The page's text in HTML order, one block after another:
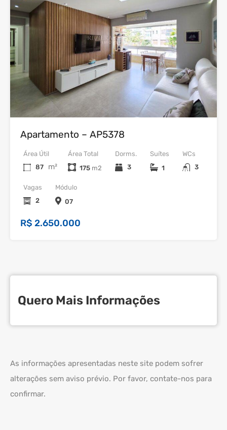
Venda
Apartamento – AP5378
Dorms.
3
WCs
3
Área Útil
87
m²
Vagas
2
Área Total
175
Suítes
1
Módulo
07
R$ 2.650.000
Quero Mais Informações
As informações apresentadas neste site podem sofrer
alterações sem aviso prévio. Por favor, contate-nos para
confirmar.